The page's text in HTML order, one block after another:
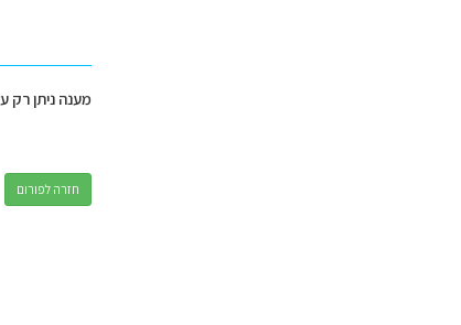
מענה ניתן רק
חזרה לפורום